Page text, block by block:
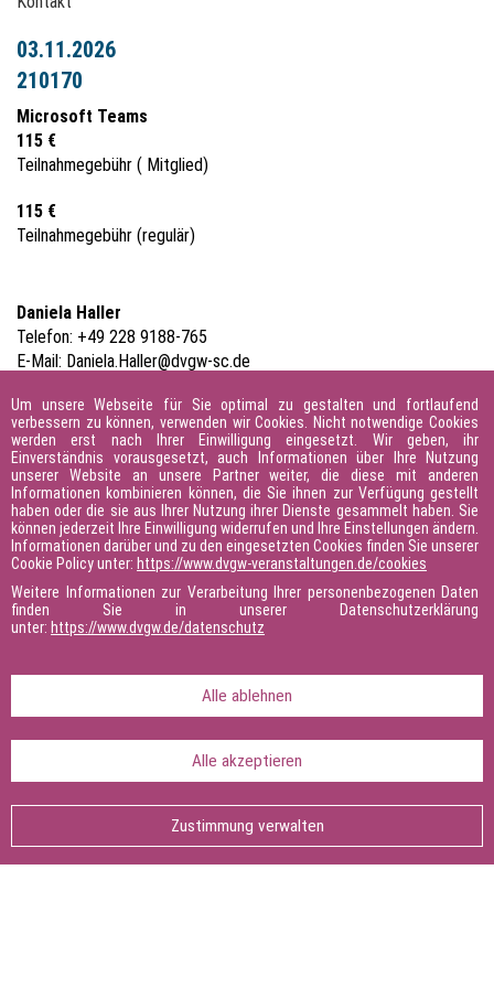
03.11.2026
210170
Microsoft Teams
115 €
Teilnahmegebühr ( Mitglied)
115 €
Teilnahmegebühr (regulär)
Daniela Haller
Telefon: +49 228 9188-765
E-Mail: Daniela.Haller@dvgw-sc.de
Anmeldung
Kalendereintrag
Hinweise ausblenden
09:00 - 12:00 Uhr
Seite teilen:
Um unsere Webseite für Sie optimal zu gestalten und fortlaufend
verbessern zu können, verwenden wir Cookies. Nicht notwendige Cookies
werden erst nach Ihrer Einwilligung eingesetzt. Wir geben, ihr
Einverständnis vorausgesetzt, auch Informationen über Ihre Nutzung
unserer Website an unsere Partner weiter, die diese mit anderen
Informationen kombinieren können, die Sie ihnen zur Verfügung gestellt
haben oder die sie aus Ihrer Nutzung ihrer Dienste gesammelt haben. Sie
können jederzeit Ihre Einwilligung widerrufen und Ihre Einstellungen ändern.
Informationen darüber und zu den eingesetzten Cookies finden Sie unserer
Cookie Policy unter: https://www.dvgw-veranstaltungen.de/cookies
Weitere Informationen zur Verarbeitung Ihrer personenbezogenen Daten
finden Sie in unserer Datenschutzerklärung
unter: https://www.dvgw.de/datenschutz
Alle ablehnen
Alle akzeptieren
Zustimmung verwalten